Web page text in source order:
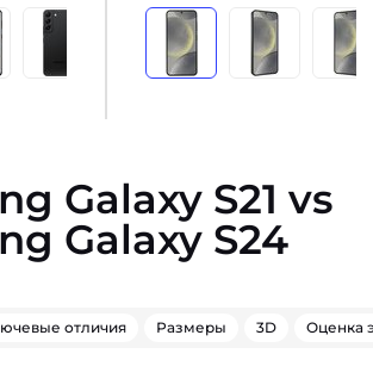
Galaxy S21 vs
Galaxy S24
отличия Размеры 3D Оценка